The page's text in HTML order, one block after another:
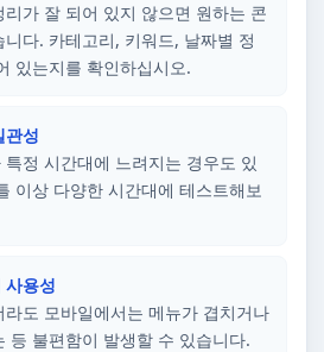
가 잘 되어 있지 않으면 원하는 콘
다. 카테고리, 키워드, 날짜별 정
있는지를 확인하십시오.
관성
정 시간대에 느려지는 경우도 있
이상 다양한 시간대에 테스트해보
사용성
라도 모바일에서는 메뉴가 겹치거나
등 불편함이 발생할 수 있습니다.